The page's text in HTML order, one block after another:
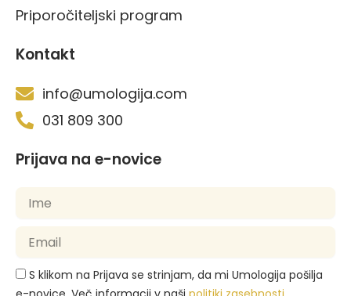
Priporočiteljski program
Kontakt
info@umologija.com
031 809 300
Prijava na e-novice
S klikom na Prijava se strinjam, da mi Umologija pošilja